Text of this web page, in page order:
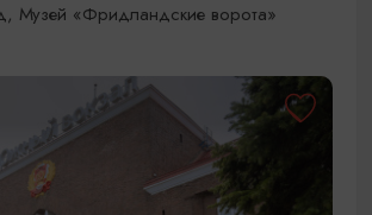
Музей «Фридландские ворота»